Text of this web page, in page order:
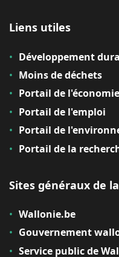
Liens utiles
Développement
Moins de déchets
Portail de l'économie
Portail de l'emploi
Portail de
Portail de la
Sites généraux de
Wallonie.be
Gouvernement
Service public de